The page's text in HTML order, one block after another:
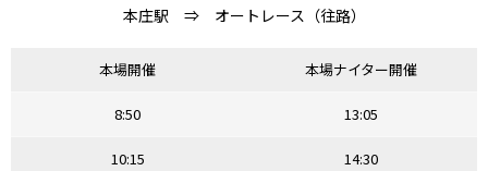
本庄駅 ⇒ オートレース（往路）
本場開催 本場ナイター開催
8:50 13:05
10:15 14:30